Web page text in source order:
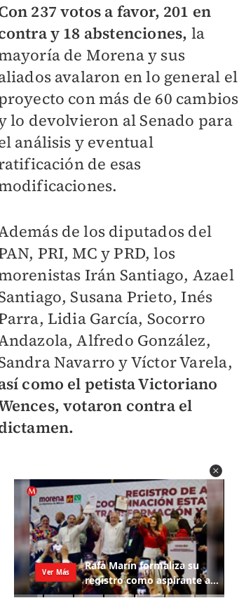
237 votos a favor, 201 en
y 18 abstenciones, la
de Morena y sus
avalaron en lo general el
con más de 60 cambios
lo devolvieron al Senado para
análisis y eventual
de esas
de los diputados del
PRI, MC y PRD, los
Irán Santiago, Azael
Susana Prieto, Inés
Lidia García, Socorro
Alfredo González,
Navarro y Víctor Varela,
como el petista Victoriano
votaron contra el